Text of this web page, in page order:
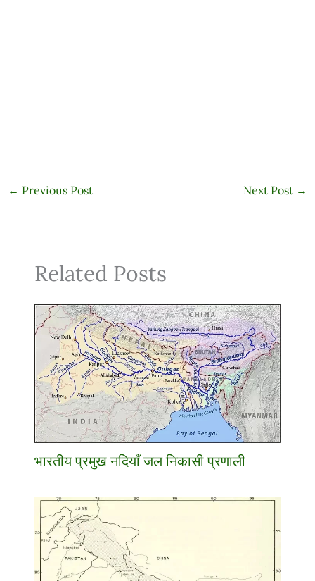
← Previous Post Next Post →
Related Posts
भारतीय प्रमुख नदियाँ जल निकासी प्रणाली